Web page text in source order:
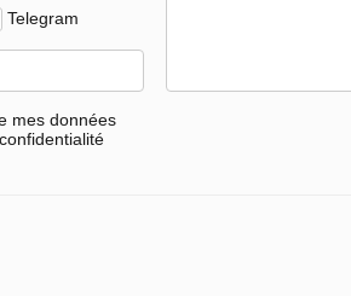
Telegram
mes données